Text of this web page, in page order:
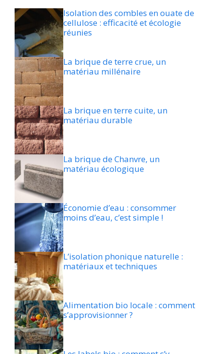
Isolation des combles en ouate de
cellulose : efficacité et écologie
réunies
La brique de terre crue, un
matériau millénaire
La brique en terre cuite, un
matériau durable
La brique de Chanvre, un
matériau écologique
Économie d’eau : consommer
moins d’eau, c’est simple !
L’isolation phonique naturelle :
matériaux et techniques
Alimentation bio locale : comment
s’approvisionner ?